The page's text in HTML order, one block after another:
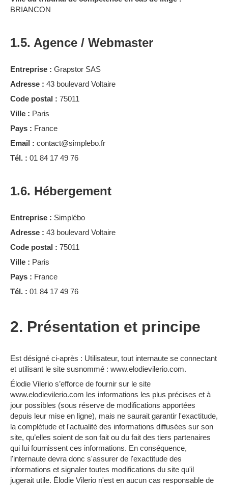
BRIANCON
1.5. Agence / Webmaster
Entreprise : Grapstor SAS
Adresse : 43 boulevard Voltaire
Code postal : 75011
Ville : Paris
Pays : France
Email : contact@simplebo.fr
Tél. : 01 84 17 49 76
1.6. Hébergement
Entreprise : Simplébo
Adresse : 43 boulevard Voltaire
Code postal : 75011
Ville : Paris
Pays : France
Tél. : 01 84 17 49 76
2. Présentation et principe
Est désigné ci-après : Utilisateur, tout internaute se connectant
et utilisant le site susnommé : www.elodievilerio.com.
Élodie Vilerio s’efforce de fournir sur le site
www.elodievilerio.com les informations les plus précises et à
jour possibles (sous réserve de modifications apportées
depuis leur mise en ligne), mais ne saurait garantir l'exactitude,
la complétude et l'actualité des informations diffusées sur son
site, qu’elles soient de son fait ou du fait des tiers partenaires
qui lui fournissent ces informations. En conséquence,
l'internaute devra donc s'assurer de l'exactitude des
informations et signaler toutes modifications du site qu'il
jugerait utile. Élodie Vilerio n'est en aucun cas responsable de